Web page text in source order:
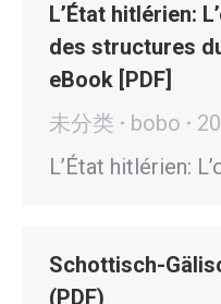
L’État hitlérien:
des structures
eBook [PDF]
未分类
bobo
L’État hitlérien:
Schottisch-
(PDF)